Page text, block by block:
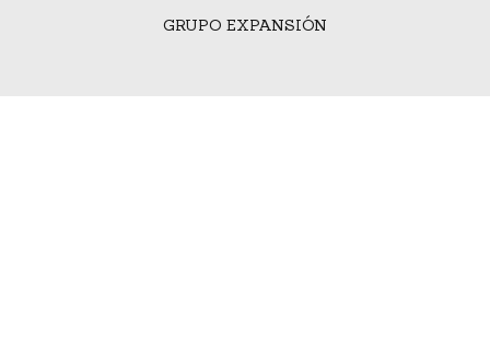
GRUPO EXPANSIÓN